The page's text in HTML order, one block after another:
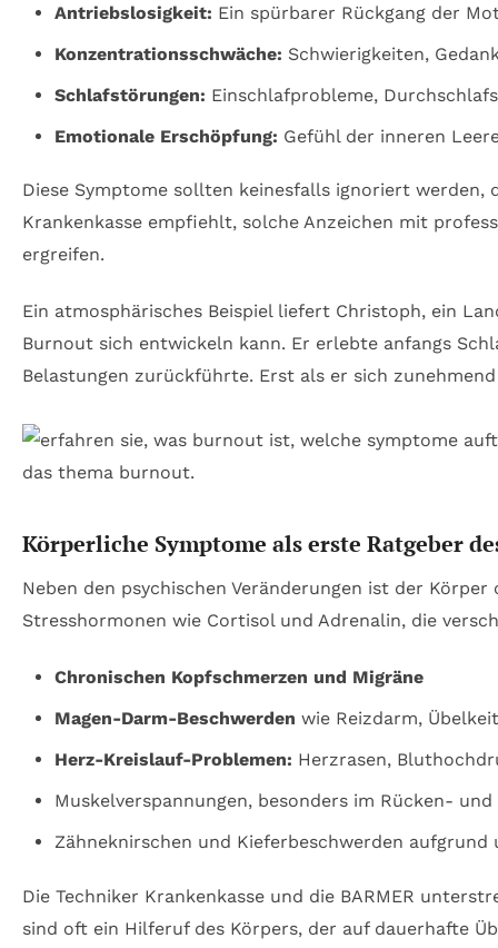
Antriebslosigkeit: Ein spürbarer Rückgang der
Konzentrationsschwäche: Schwierigkeiten,
Schlafstörungen: Einschlafprobleme,
Emotionale Erschöpfung: Gefühl der inneren
Diese Symptome sollten keinesfalls ignoriert werden,
Krankenkasse empfiehlt, solche Anzeichen mit
ergreifen.
Ein atmosphärisches Beispiel liefert Christoph, ein
Burnout sich entwickeln kann. Er erlebte anfangs
Belastungen zurückführte. Erst als er sich
Körperliche Symptome als erste Ratgeber
Neben den psychischen Veränderungen ist der
Stresshormonen wie Cortisol und Adrenalin, die
Chronischen Kopfschmerzen und Migräne
Magen-Darm-Beschwerden wie Reizdarm,
Herz-Kreislauf-Problemen: Herzrasen,
Muskelverspannungen, besonders im Rücken-
Zähneknirschen und Kieferbeschwerden aufgrund
Die Techniker Krankenkasse und die BARMER
sind oft ein Hilferuf des Körpers, der auf dauerhafte